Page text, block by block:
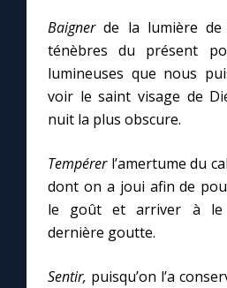
Baignerde la lumière
ténèbres du présent
lumineuses que nous
voir le saint visage de
nuit la plus obscure.
Tempérerl’amertume du
dont on a joui afin de
le goût et arriver à le
dernière goutte.
Sentir, puisqu’on l’a